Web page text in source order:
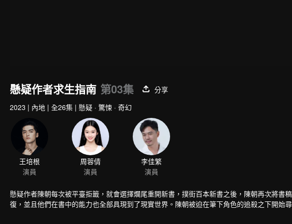
懸疑作者求生指南 第03集
分享
2023 | 內地 | 全26集 | 懸疑 · 驚悚 · 奇幻
王培根
演員
周蓉倩
演員
李佳繁
演員
懸疑作者陳朝每次被平臺拒籤，就會選擇爛尾重開新書，撲街百本新書之後，陳朝再次將書
復，並且他們在書中的能力也全部具現到了現實世界。陳朝被迫在筆下角色的追殺之下開始